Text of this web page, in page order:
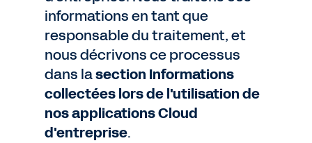
informations en tant que
responsable du traitement, et
nous décrivons ce processus
dans lasection Informations
collectées lors de l'utilisation de
nos applications Cloud
d'entreprise.